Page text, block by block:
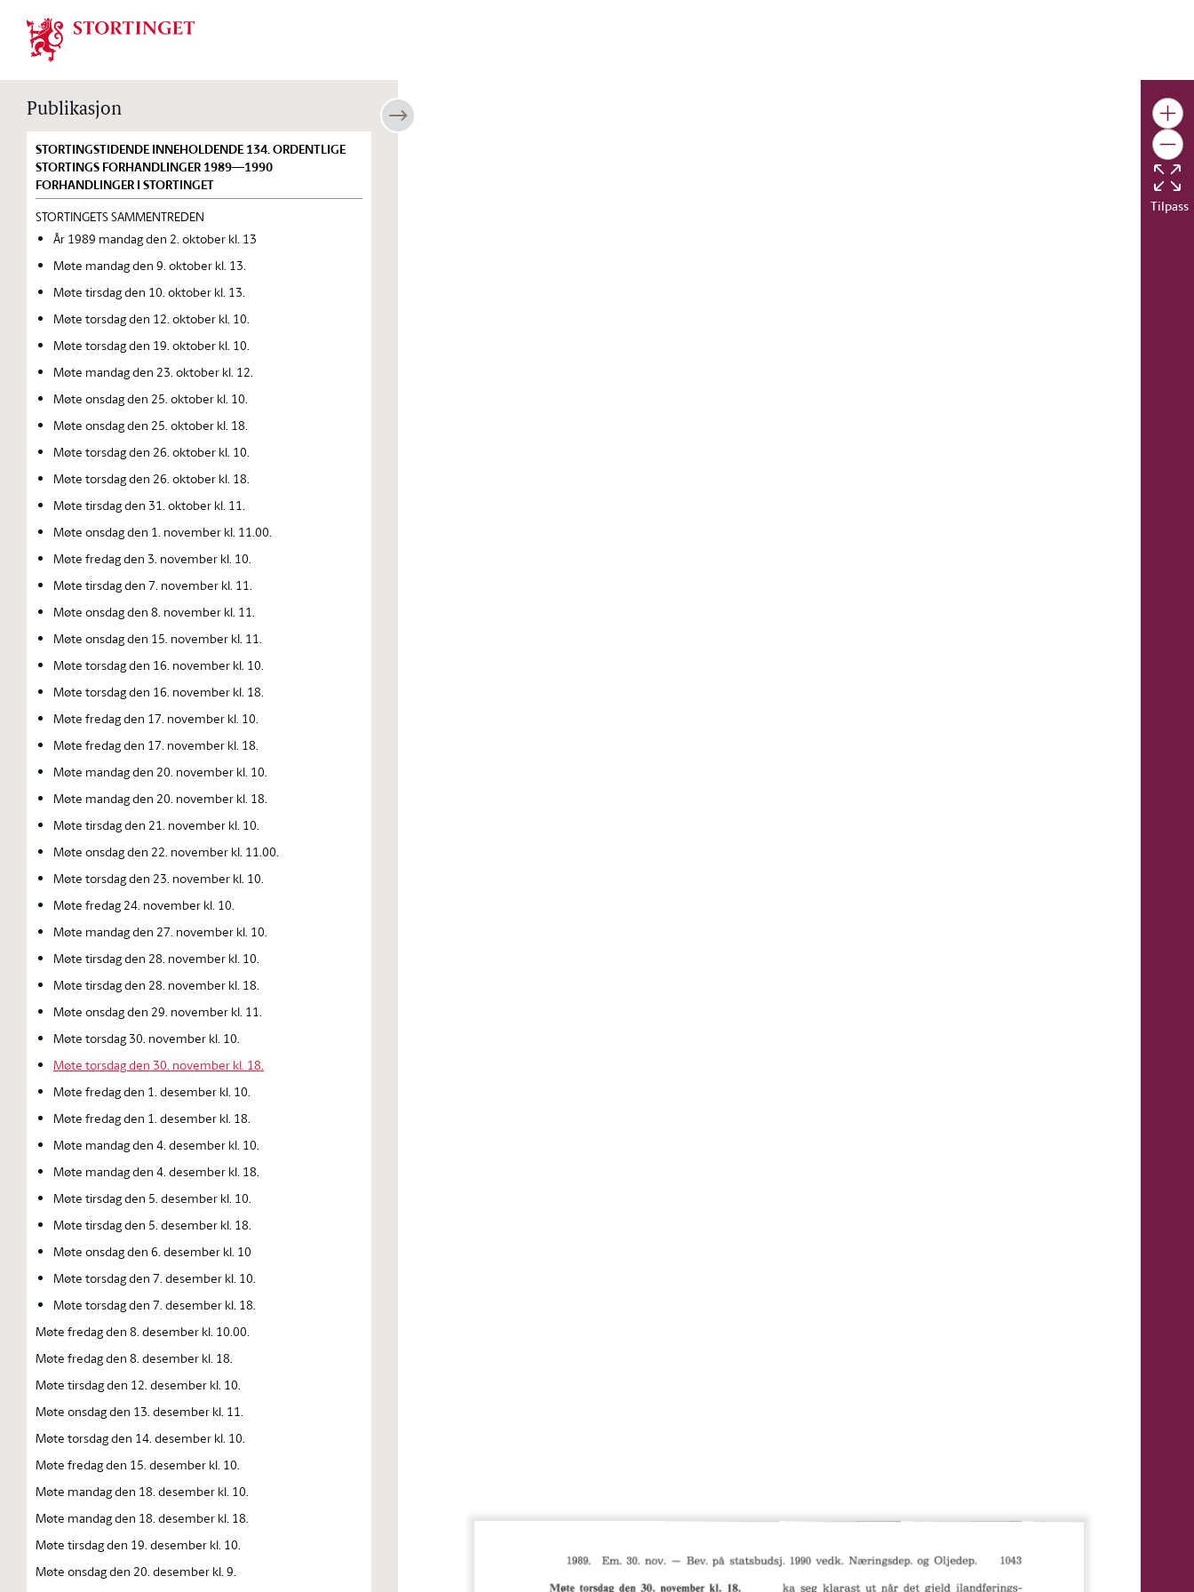
Stortinget.no
Publikasjon
STORTINGSTIDENDE INNEHOLDENDE 134. ORDENTLIGE
STORTINGS FORHANDLINGER 1989—1990
FORHANDLINGER I STORTINGET
STORTINGETS SAMMENTREDEN
År 1989 mandag den 2. oktober kl. 13
Møte mandag den 9. oktober kl. 13.
Møte tirsdag den 10. oktober kl. 13.
Møte torsdag den 12. oktober kl. 10.
Møte torsdag den 19. oktober kl. 10.
Møte mandag den 23. oktober kl. 12.
Møte onsdag den 25. oktober kl. 10.
Møte onsdag den 25. oktober kl. 18.
Møte torsdag den 26. oktober kl. 10.
Møte torsdag den 26. oktober kl. 18.
Møte tirsdag den 31. oktober kl. 11.
Møte onsdag den 1. november kl. 11.00.
Møte fredag den 3. november kl. 10.
Møte tirsdag den 7. november kl. 11.
Møte onsdag den 8. november kl. 11.
Møte onsdag den 15. november kl. 11.
Møte torsdag den 16. november kl. 10.
Møte torsdag den 16. november kl. 18.
Møte fredag den 17. november kl. 10.
Møte fredag den 17. november kl. 18.
Møte mandag den 20. november kl. 10.
Møte mandag den 20. november kl. 18.
Møte tirsdag den 21. november kl. 10.
Møte onsdag den 22. november kl. 11.00.
Møte torsdag den 23. november kl. 10.
Møte fredag 24. november kl. 10.
Møte mandag den 27. november kl. 10.
Møte tirsdag den 28. november kl. 10.
Møte tirsdag den 28. november kl. 18.
Møte onsdag den 29. november kl. 11.
Møte torsdag 30. november kl. 10.
Møte torsdag den 30. november kl. 18.
Møte fredag den 1. desember kl. 10.
Møte fredag den 1. desember kl. 18.
Møte mandag den 4. desember kl. 10.
Møte mandag den 4. desember kl. 18.
Møte tirsdag den 5. desember kl. 10.
Møte tirsdag den 5. desember kl. 18.
Møte onsdag den 6. desember kl. 10
Møte torsdag den 7. desember kl. 10.
Møte torsdag den 7. desember kl. 18.
Møte fredag den 8. desember kl. 10.00.
Møte fredag den 8. desember kl. 18.
Møte tirsdag den 12. desember kl. 10.
Møte onsdag den 13. desember kl. 11.
Møte torsdag den 14. desember kl. 10.
Møte fredag den 15. desember kl. 10.
Møte mandag den 18. desember kl. 10.
Møte mandag den 18. desember kl. 18.
Møte tirsdag den 19. desember kl. 10.
Møte onsdag den 20. desember kl. 9.